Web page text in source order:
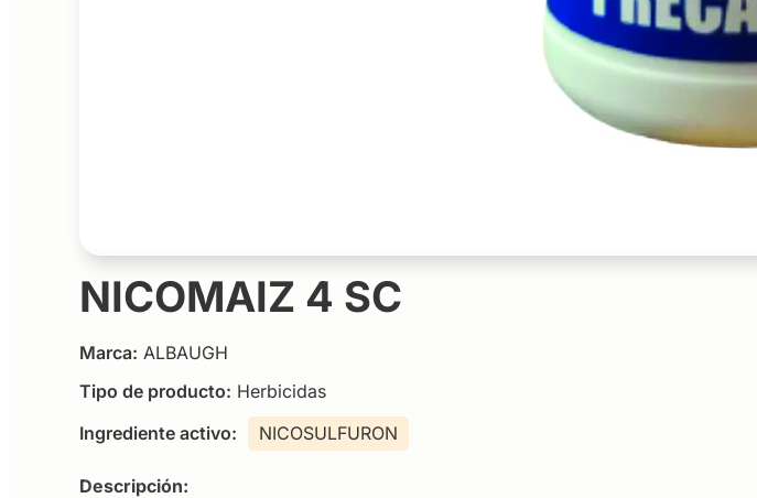
NICOMAIZ 4 SC
Marca: ALBAUGH
Tipo de producto: Herbicidas
Ingrediente activo:
NICOSULFURON
Descripción: